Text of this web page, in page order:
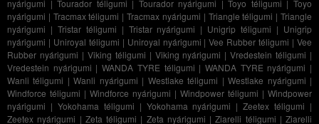
nyárigumi |Tourador téligumi | Tourador nyárigumi |Toyo téligumi |Toyo
nyárigumi | Tracmax téligumi |Tracmax nyárigumi | Triangle téligumi |Triangle
nyárigumi | Tristar téligumi | Tristar nyárigumi | Unigrip téligumi | Unigrip
nyárigumi | Uniroyal téligumi | Uniroyal nyárigumi |Vee Rubber téligumi |Vee
Rubber nyárigumi | Viking téligumi | Viking nyárigumi |Vredestein téligumi |
Vredestein nyárigumi |WANDA TYRE téligumi | WANDA TYRE nyárigumi |
Wanli téligumi |Wanli nyárigumi | Westlake téligumi |Westlake nyárigumi |
Windforce téligumi | Windforce nyárigumi | Windpower téligumi | Windpower
nyárigumi | Yokohama téligumi | Yokohama nyárigumi |Zeetex téligumi |
Zeetex nyárigumi | Zeta téligumi | Zeta nyárigumi |Ziarelli téligumi | Ziarelli